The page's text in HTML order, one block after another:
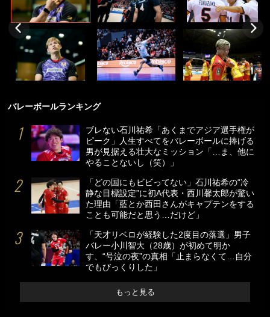
バレーボールランキング
ブレない石川祐希「あくまでアジア選手権が
ピーク」人生すべてをバレーボールに捧げる
男が見据える壮大なミッション「…ま、他に
やることないし（笑）」
「どの国にもビビってない」石川祐希の“冷
静な目標設定”に初A代表・西川馨太郎が驚い
た理由「藍とか西田さんがキャプテンをする
ことも可能だと思う…だけど」
「天才リベロが経験した2度目の落選」男子
バレー小川智大（28歳）が初めて明か
す、“号泣の夜”の真相「止まらなくて…自分
でもびっくりした」
もっと見る